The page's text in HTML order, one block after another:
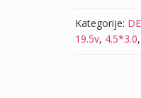
4.62A
(4.5*3.0)
90W
količina
Kategorije:
19.5v, 4.5*3.0,